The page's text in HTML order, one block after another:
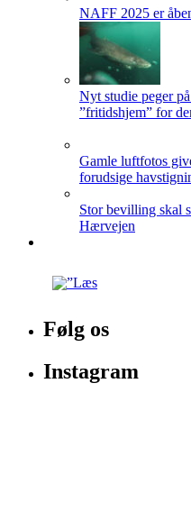
NAFF 2025 er
Nyt studie peger
”fritidshjem” for
Gamle luftfotos
forudsige
Stor bevilling skal
Hærvejen
Følg os
Instagram